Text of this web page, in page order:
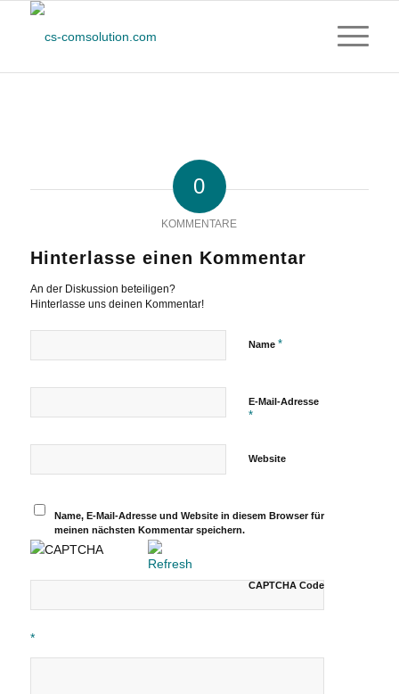
0
KOMMENTARE
Hinterlasse einen Kommentar
An der Diskussion beteiligen?
Hinterlasse uns deinen Kommentar!
Name *
E-Mail-Adresse
*
Website
Name, E-Mail-Adresse und Website in diesem Browser für
meinen nächsten Kommentar speichern.
CAPTCHA Code
*